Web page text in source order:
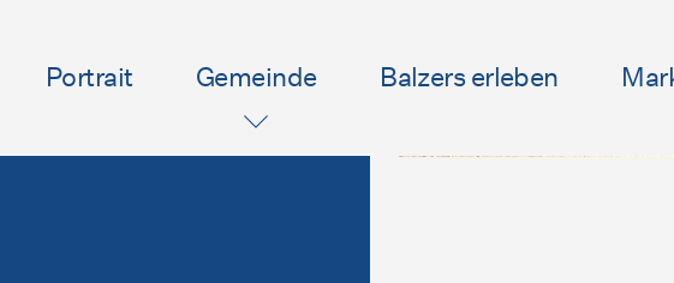
Portrait Gemeinde Balzers erleben